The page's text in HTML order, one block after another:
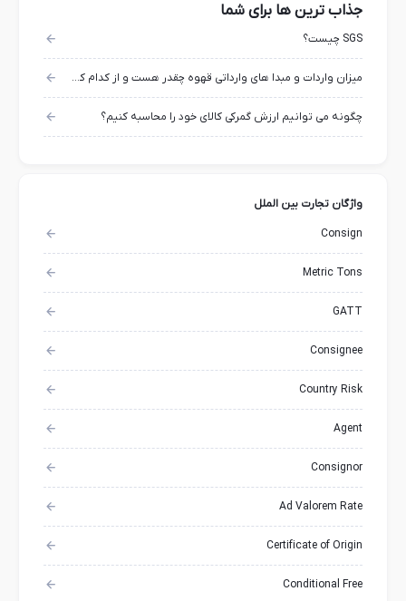
جذاب ترین ها برای شما
SGS چیست؟
میزان واردات و مبدا های وارداتی قهوه چقدر هست و از کدام کشور هاست؟
چگونه می توانیم ارزش گمرکی کالای خود را محاسبه کنیم؟
واژگان تجارت بین الملل
Consign
Metric Tons
GATT
Consignee
Country Risk
Agent
Consignor
Ad Valorem Rate
Certificate of Origin
Conditional Free